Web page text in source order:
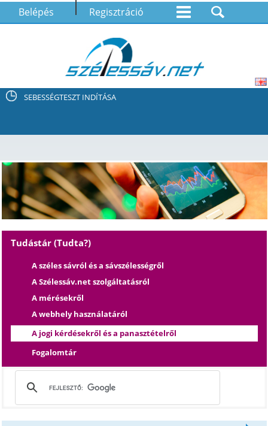
Belépés Regisztráció
SEBESSÉGTESZT INDÍTÁSA
Tudástár (Tudta?)
A széles sávról és a sávszélességről
A Szélessáv.net szolgáltatásról
A mérésekről
A webhely használatáról
A jogi kérdésekről és a panasztételről
Fogalomtár